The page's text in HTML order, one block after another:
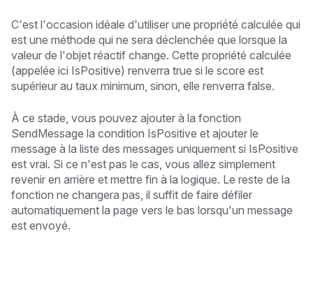
C'est l'occasion idéale d'utiliser une propriété calculée qui
est une méthode qui ne sera déclenchée que lorsque la
valeur de l'objet réactif change. Cette propriété calculée
(appelée ici IsPositive) renverra true si le score est
supérieur au taux minimum, sinon, elle renverra false.
À ce stade, vous pouvez ajouter à la fonction
SendMessage la condition IsPositive et ajouter le
message à la liste des messages uniquement si IsPositive
est vrai. Si ce n'est pas le cas, vous allez simplement
revenir en arrière et mettre fin à la logique. Le reste de la
fonction ne changera pas, il suffit de faire défiler
automatiquement la page vers le bas lorsqu'un message
est envoyé.